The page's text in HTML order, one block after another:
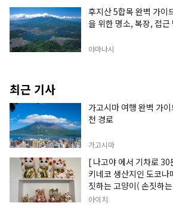
후지산 5합목 완벽 가이
을 위한 명소, 복장, 접근
야마나시
최근 기사
가고시마 여행 완벽 가
천 경로
가고시마
[ 나고야 에서 기차로
키네코 생산지인 도코
짓하는 고양이( 손짓하
정보입니다.
아이치